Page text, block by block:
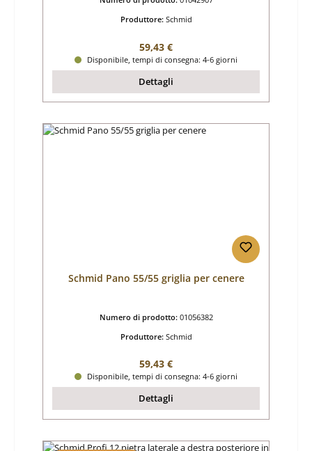
Produttore: Schmid
Prezzo normale:
59,43 €
Disponibile, tempi di consegna: 4-6 giorni
Dettagli
Schmid Pano 55/55 griglia per cenere
Numero di prodotto: 01056382
Produttore: Schmid
Prezzo normale:
59,43 €
Disponibile, tempi di consegna: 4-6 giorni
Dettagli